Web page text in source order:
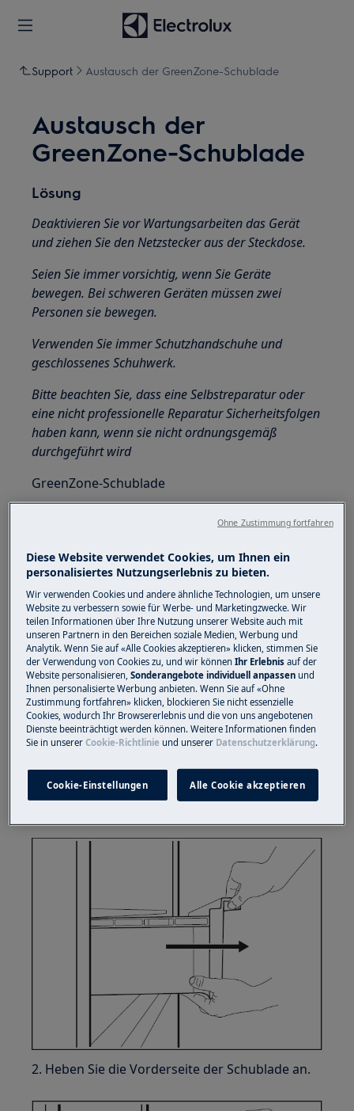
Support Austausch der GreenZone-Schublade
Austausch der
GreenZone-Schublade
Lösung
Deaktivieren Sie vor Wartungsarbeiten das Gerät
und ziehen Sie den Netzstecker aus der Steckdose.
Seien Sie immer vorsichtig, wenn Sie Geräte
bewegen. Bei schweren Geräten müssen zwei
Personen sie bewegen.
Verwenden Sie immer Schutzhandschuhe und
geschlossenes Schuhwerk.
Bitte beachten Sie, dass eine Selbstreparatur oder
eine nicht professionelle Reparatur Sicherheitsfolgen
haben kann, wenn sie nicht ordnungsgemäß
durchgeführt wird
GreenZone-Schublade
Das Glasregal des GreenZone ist mit einem
Gerät ausgestattet, das seine Abdichtung
reguliert und zur Regulierung der
Luftfeuchtigkeit in der Schublade verwendet
werden kann.
Entfernen der GreenZone-Schublade
Es wird empfohlen, die Schublade zu entleeren,
bevor Sie sie aus dem Kühlschrank nehmen.
1. Ziehen Sie die Schublade aus dem
Kühlschrank.
2. Heben Sie die Vorderseite der Schublade an.
Diese Website verwendet Cookies, um Ihnen ein
personalisiertes Nutzungserlebnis zu bieten.
Wir verwenden Cookies und andere ähnliche Technologien, um unsere
Website zu verbessern sowie für Werbe- und Marketingzwecke. Wir
teilen Informationen über Ihre Nutzung unserer Website auch mit
unseren Partnern in den Bereichen soziale Medien, Werbung und
Analytik. Wenn Sie auf «Alle Cookies akzeptieren» klicken, stimmen Sie
der Verwendung von Cookies zu, und wir könnenIhr Erlebnisauf der
Website personalisieren,Sonderangebote individuell anpassen und
Ihnen personalisierte Werbung anbieten. Wenn Sie auf «Ohne
Zustimmung fortfahren» klicken, blockieren Sie nicht essenzielle
Cookies, wodurch Ihr Browsererlebnis und die von uns angebotenen
Dienste beeinträchtigt werden können. Weitere Informationen finden
Sie in unsererCookie-Richtlinie und unserer Datenschutzerklärung.
Cookie-Einstellungen Alle Cookie akzeptieren
Ohne Zustimmung fortfahren